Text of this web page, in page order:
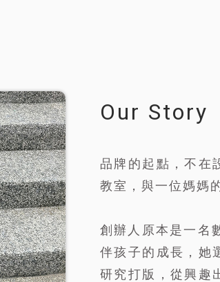
Our Story
品牌的起點，不在
教室，與一位媽媽
創辦人原本是一名
伴孩子的成長，她
研究打版，從興趣